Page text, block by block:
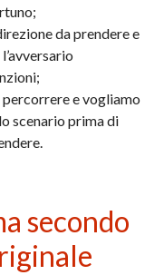
da prendere e
e vogliamo
scenario prima di
secondo